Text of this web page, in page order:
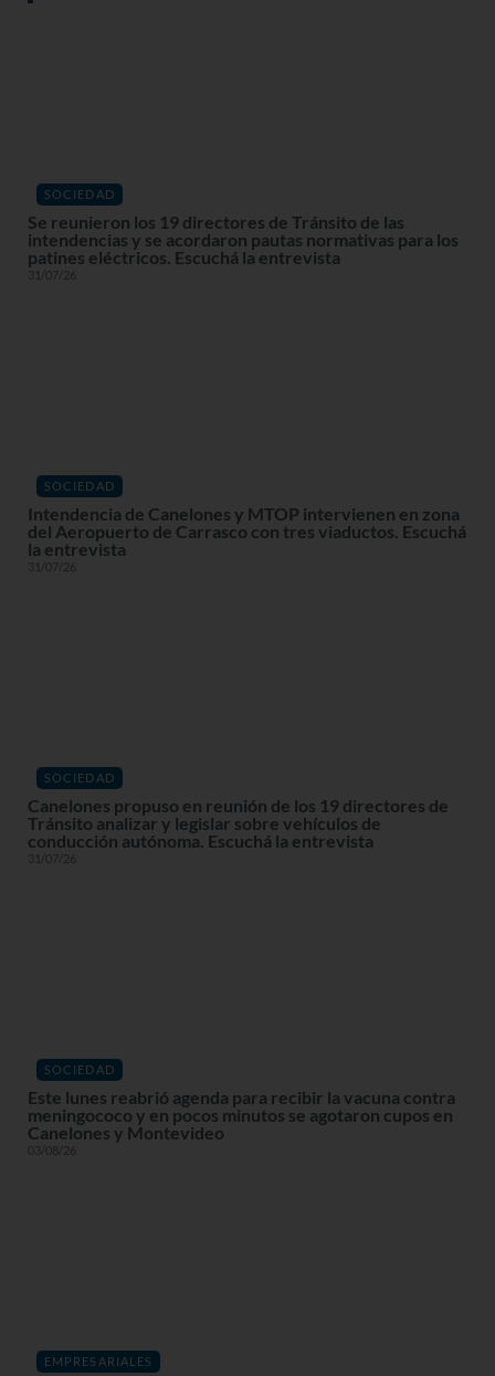
SOCIEDAD
Se reunieron los 19 directores de Tránsito de las
intendencias y se acordaron pautas normativas para los
patines eléctricos. Escuchá la entrevista
31/07/26
SOCIEDAD
Intendencia de Canelones y MTOP intervienen en zona
del Aeropuerto de Carrasco con tres viaductos. Escuchá
la entrevista
31/07/26
SOCIEDAD
Canelones propuso en reunión de los 19 directores de
Tránsito analizar y legislar sobre vehículos de
conducción autónoma. Escuchá la entrevista
31/07/26
SOCIEDAD
Este lunes reabrió agenda para recibir la vacuna contra
meningococo y en pocos minutos se agotaron cupos en
Canelones y Montevideo
03/08/26
EMPRESARIALES